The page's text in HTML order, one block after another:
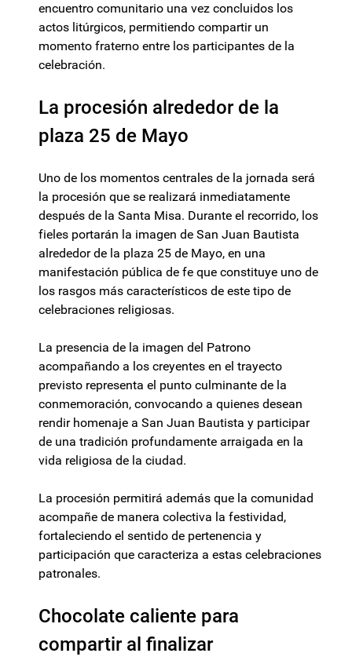
encuentro comunitario una vez concluidos los
actos litúrgicos, permitiendo compartir un
momento fraterno entre los participantes de la
celebración.
La procesión alrededor de la
plaza 25 de Mayo
Uno de los momentos centrales de la jornada será
la procesión que se realizará inmediatamente
después de la Santa Misa. Durante el recorrido, los
fieles portarán la imagen de San Juan Bautista
alrededor de la plaza 25 de Mayo, en una
manifestación pública de fe que constituye uno de
los rasgos más característicos de este tipo de
celebraciones religiosas.
La presencia de la imagen del Patrono
acompañando a los creyentes en el trayecto
previsto representa el punto culminante de la
conmemoración, convocando a quienes desean
rendir homenaje a San Juan Bautista y participar
de una tradición profundamente arraigada en la
vida religiosa de la ciudad.
La procesión permitirá además que la comunidad
acompañe de manera colectiva la festividad,
fortaleciendo el sentido de pertenencia y
participación que caracteriza a estas celebraciones
patronales.
Chocolate caliente para
compartir al finalizar